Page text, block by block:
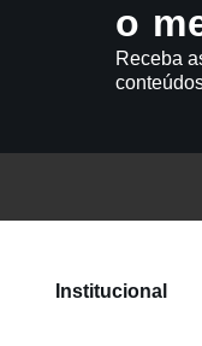
o
Receba
Institucional